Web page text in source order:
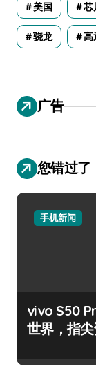
美国 芯
骁龙 高
广告
您错过了
手机新闻
vivo S50
世界，指尖